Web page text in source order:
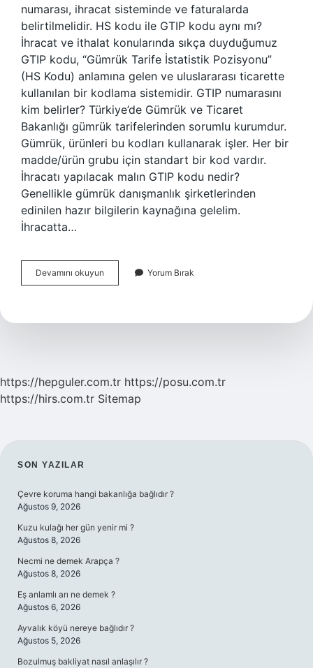
numarası, ihracat sisteminde ve faturalarda
belirtilmelidir. HS kodu ile GTIP kodu aynı mı?
İhracat ve ithalat konularında sıkça duyduğumuz
GTIP kodu, “Gümrük Tarife İstatistik Pozisyonu”
(HS Kodu) anlamına gelen ve uluslararası ticarette
kullanılan bir kodlama sistemidir. GTIP numarasını
kim belirler? Türkiye’de Gümrük ve Ticaret
Bakanlığı gümrük tarifelerinden sorumlu kurumdur.
Gümrük, ürünleri bu kodları kullanarak işler. Her bir
madde/ürün grubu için standart bir kod vardır.
İhracatı yapılacak malın GTIP kodu nedir?
Genellikle gümrük danışmanlık şirketlerinden
edinilen hazır bilgilerin kaynağına gelelim.
İhracatta…
Devamını okuyun
Kodu
Yorum Bırak
https://hepguler.com.tr https://posu.com.tr
https://hirs.com.tr Sitemap
SIDEBAR
SON YAZILAR
Çevre koruma hangi bakanlığa bağlıdır ?
Ağustos 9, 2026
Kuzu kulağı her gün yenir mi ?
Ağustos 8, 2026
Necmi ne demek Arapça ?
Ağustos 8, 2026
Eş anlamlı arı ne demek ?
Ağustos 6, 2026
Ayvalık köyü nereye bağlıdır ?
Ağustos 5, 2026
Bozulmuş bakliyat nasıl anlaşılır ?